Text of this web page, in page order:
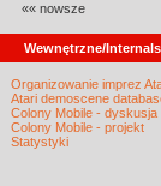
«« nowsze
Wewnętrzne/Internals
Organizowanie imprez
Atari demoscene
Colony Mobile - dyskusja
Colony Mobile - projekt
Statystyki